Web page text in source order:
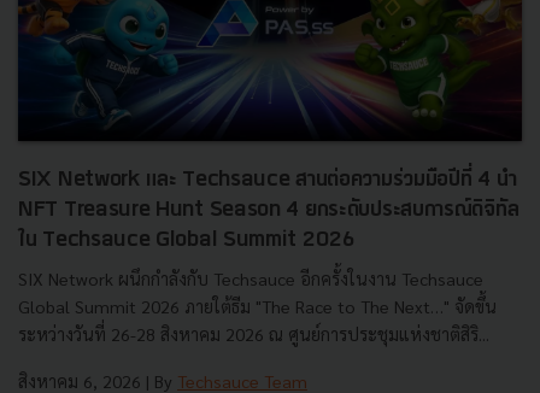
SIX Network และ Techsauce สานต่อความร่วมมือปีที่ 4 นำ
NFT Treasure Hunt Season 4 ยกระดับประสบการณ์ดิจิทัล
ใน Techsauce Global Summit 2026
SIX Network ผนึกกำลังกับ Techsauce อีกครั้งในงาน Techsauce
Global Summit 2026 ภายใต้ธีม "The Race to The Next…" จัดขึ้น
ระหว่างวันที่ 26-28 สิงหาคม 2026 ณ ศูนย์การประชุมแห่งชาติสิริ...
สิงหาคม 6, 2026 | By Techsauce Team